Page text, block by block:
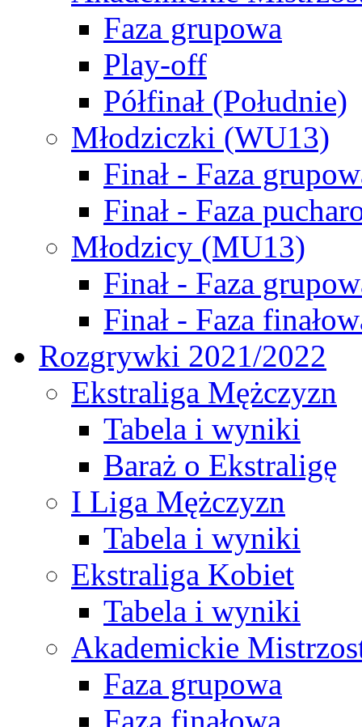
Faza grupowa
Play-off
Półfinał (Południe)
Młodziczki (WU13)
Finał - Faza
Finał - Faza
Młodzicy (MU13)
Finał - Faza
Finał - Faza
Rozgrywki 2021/2022
Ekstraliga Mężczyzn
Tabela i wyniki
Baraż o Ekstraligę
I Liga Mężczyzn
Tabela i wyniki
Ekstraliga Kobiet
Tabela i wyniki
Akademickie
Faza grupowa
Faza finałowa